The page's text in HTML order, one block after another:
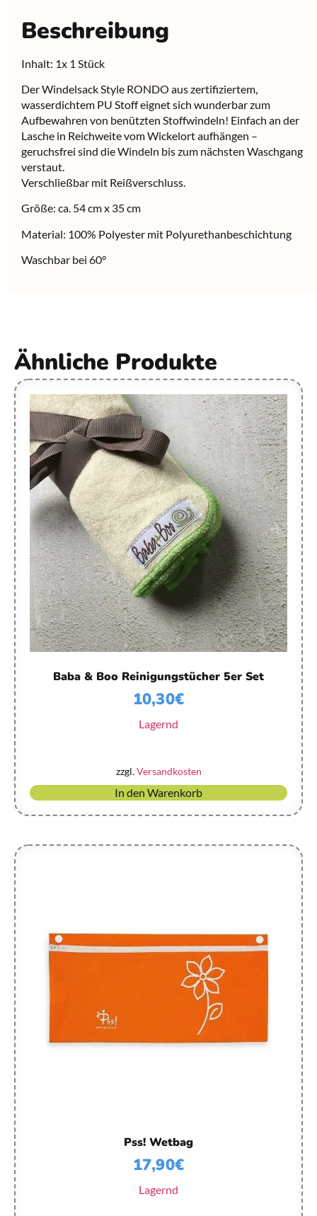
Beschreibung
Inhalt: 1x 1 Stück
Der Windelsack Style RONDO aus zertifiziertem,
wasserdichtem PU Stoff eignet sich wunderbar zum
Aufbewahren von benützten Stoffwindeln! Einfach an der
Lasche in Reichweite vom Wickelort aufhängen –
geruchsfrei sind die Windeln bis zum nächsten Waschgang
verstaut.
Verschließbar mit Reißverschluss.
Größe: ca. 54 cm x 35 cm
Material: 100% Polyester mit Polyurethanbeschichtung
Waschbar bei 60°
Ähnliche Produkte
Baba & Boo Reinigungstücher 5er Set
10,30€
Lagernd
zzgl.Versandkosten
In den Warenkorb
Pss! Wetbag
17,90€
Lagernd